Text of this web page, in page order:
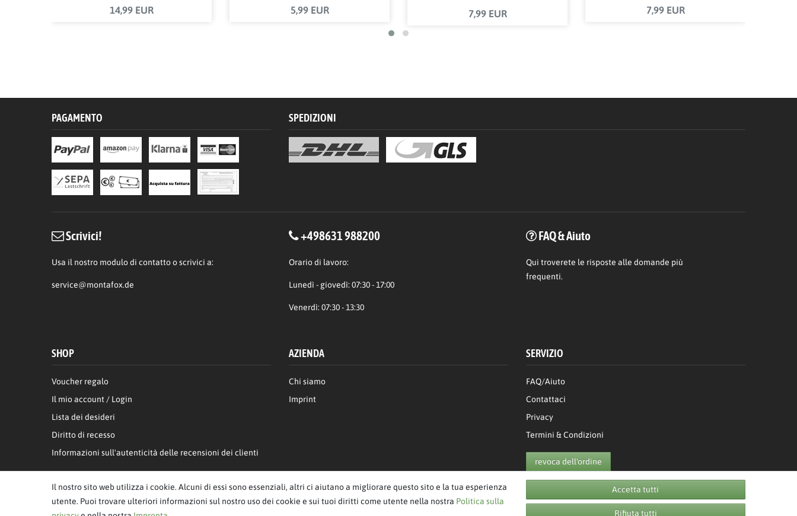
14,99 EUR 5,99 EUR 7,99 EUR 7,99 EUR
PAGAMENTO SPEDIZIONI
Scrivici!
Usa il nostro modulo di contatto o scrivici a:
service@montafox.de
+498631 988200
Orario di lavoro:
Lunedì - giovedì: 07:30 - 17:00
Venerdì: 07:30 - 13:30
FAQ & Aiuto
Qui troverete le risposte alle domande più
frequenti.
SHOP
Voucher regalo
Il mio account / Login
Lista dei desideri
Diritto di recesso
Informazioni sull'autenticità delle recensioni dei clienti
AZIENDA
Chi siamo
Imprint
SERVIZIO
FAQ/Aiuto
Contattaci
Privacy
Termini & Condizioni
revoca dell'ordine
Il nostro sito web utilizza i cookie. Alcuni di essi sono essenziali, altri ci aiutano a migliorare questo sito e la tua esperienza
utente. Puoi trovare ulteriori informazioni sul nostro uso dei cookie e sui tuoi diritti come utente nella nostra Politica sulla
Accetta tutti
Rifiuta tutti